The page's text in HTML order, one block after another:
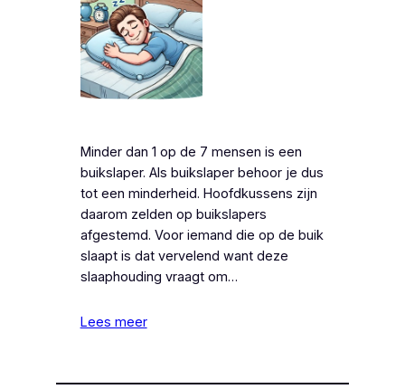
Minder dan 1 op de 7 mensen is een
buikslaper. Als buikslaper behoor je dus
tot een minderheid. Hoofdkussens zijn
daarom zelden op buikslapers
afgestemd. Voor iemand die op de buik
slaapt is dat vervelend want deze
slaaphouding vraagt om…
Lees meer